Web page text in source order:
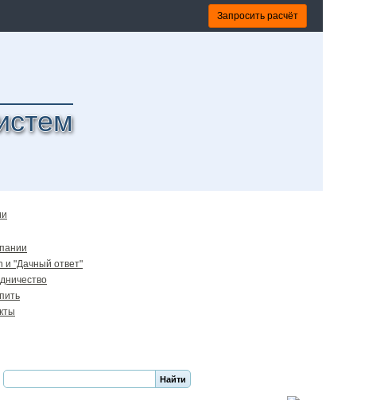
Запросить расчёт
и "Дачный ответ"